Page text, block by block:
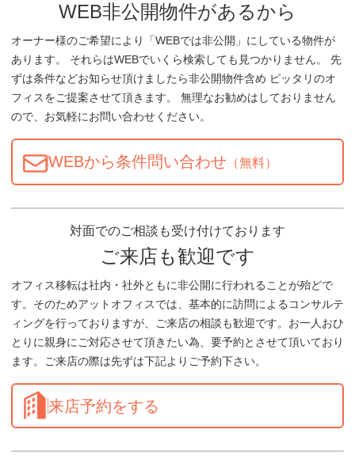
WEB非公開物件があるから
オーナー様のご希望により「WEBでは非公開」にしている物件が
あります。 それらはWEBでいくら検索しても見つかりません。 先
ずは条件などお知らせ頂けましたら非公開物件含め ピッタリのオ
フィスをご提案させて頂きます。 無理なお勧めはしておりません
ので、お気軽にお問い合わせください。
WEBから条件問い合わせ （無料）
対面でのご相談も受け付けております
ご来店も歓迎です
オフィス移転は社内・社外ともに非公開に行われることが殆どで
す。そのためアットオフィスでは、基本的に訪問によるコンサルテ
ィングを行っておりますが、ご来店の相談も歓迎です。お一人おひ
とりに親身にご対応させて頂きたい為、要予約とさせて頂いており
ます。ご来店の際は先ずは下記よりご予約下さい。
来店予約をする